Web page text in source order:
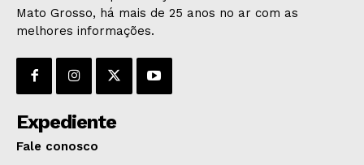
Mato Grosso, há mais de 25 anos no ar com as
melhores informações.
Expediente
Fale conosco